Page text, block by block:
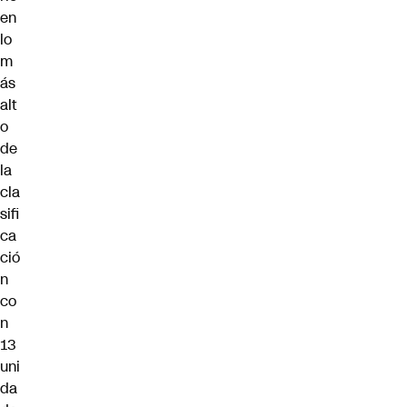
en
lo
m
ás
alt
o
de
la
cla
sifi
ca
ció
n
co
n
13
uni
da